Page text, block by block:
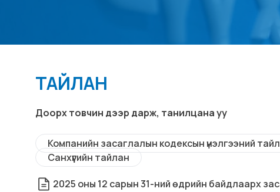
ТАЙЛАН
Доорх товчин дээр дарж, танилцана уу
Компанийн засаглалын кодексын үнэлгээний
Санхүүгийн тайлан
2025 оны 12 сарын 31-ний өдрийн байдлаарх